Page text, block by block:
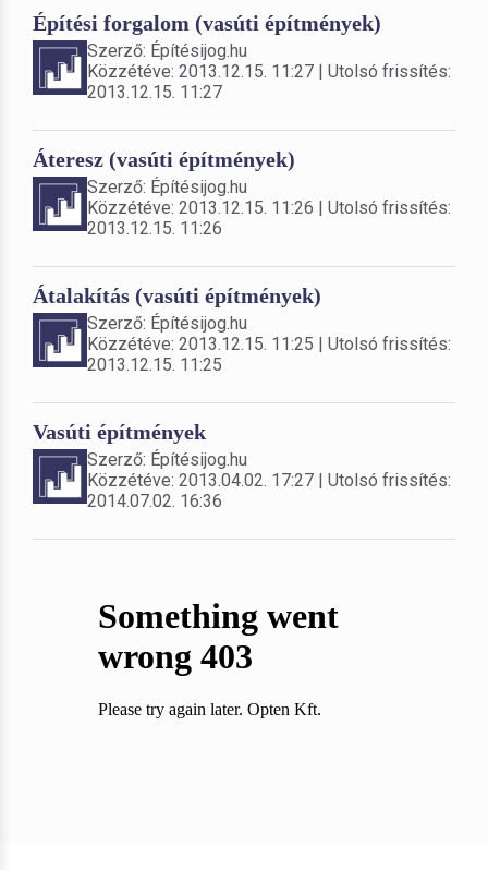
Építési forgalom (vasúti építmények)
Szerző: Építésijog.hu
Közzétéve: 2013.12.15. 11:27 | Utolsó frissítés:
2013.12.15. 11:27
Áteresz (vasúti építmények)
Szerző: Építésijog.hu
Közzétéve: 2013.12.15. 11:26 | Utolsó frissítés:
2013.12.15. 11:26
Átalakítás (vasúti építmények)
Szerző: Építésijog.hu
Közzétéve: 2013.12.15. 11:25 | Utolsó frissítés:
2013.12.15. 11:25
Vasúti építmények
Szerző: Építésijog.hu
Közzétéve: 2013.04.02. 17:27 | Utolsó frissítés:
2014.07.02. 16:36